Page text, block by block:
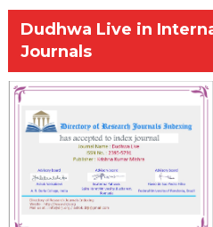
Dudhwa Live in
Journals